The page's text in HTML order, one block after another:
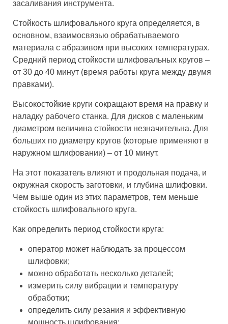
засаливания инструмента.
Стойкость шлифовального круга определяется, в
основном, взаимосвязью обрабатываемого
материала с абразивом при высоких температурах.
Средний период стойкости шлифовальных кругов –
от 30 до 40 минут (время работы круга между двумя
правками).
Высокостойкие круги сокращают время на правку и
наладку рабочего станка. Для дисков с маленьким
диаметром величина стойкости незначительна. Для
больших по диаметру кругов (которые применяют в
наружном шлифовании) – от 10 минут.
На этот показатель влияют и продольная подача, и
окружная скорость заготовки, и глубина шлифовки.
Чем выше один из этих параметров, тем меньше
стойкость шлифовального круга.
Как определить период стойкости круга:
оператор может наблюдать за процессом
шлифовки;
можно обработать несколько деталей;
измерить силу вибрации и температуру
обработки;
определить силу резания и эффективную
мощность шлифования;